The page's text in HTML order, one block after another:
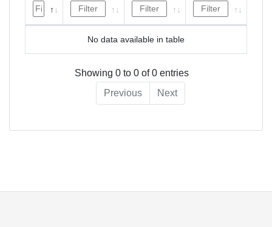
No data available in table
Showing 0 to 0 of 0 entries
Previous
Next